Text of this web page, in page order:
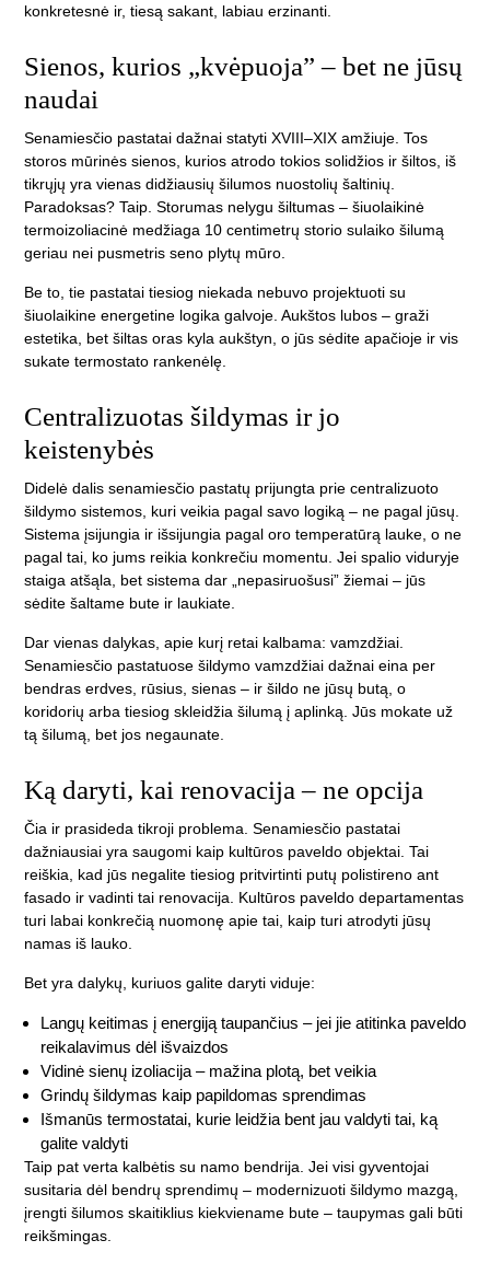
konkretesnė ir, tiesą sakant, labiau erzinanti.
Sienos, kurios „kvėpuoja” – bet ne jūsų
naudai
Senamiesčio pastatai dažnai statyti XVIII–XIX amžiuje. Tos
storos mūrinės sienos, kurios atrodo tokios solidžios ir šiltos, iš
tikrųjų yra vienas didžiausių šilumos nuostolių šaltinių.
Paradoksas? Taip. Storumas nelygu šiltumas – šiuolaikinė
termoizoliacinė medžiaga 10 centimetrų storio sulaiko šilumą
geriau nei pusmetris seno plytų mūro.
Be to, tie pastatai tiesiog niekada nebuvo projektuoti su
šiuolaikine energetine logika galvoje. Aukštos lubos – graži
estetika, bet šiltas oras kyla aukštyn, o jūs sėdite apačioje ir vis
sukate termostato rankenėlę.
Centralizuotas šildymas ir jo
keistenybės
Didelė dalis senamiesčio pastatų prijungta prie centralizuoto
šildymo sistemos, kuri veikia pagal savo logiką – ne pagal jūsų.
Sistema įsijungia ir išsijungia pagal oro temperatūrą lauke, o ne
pagal tai, ko jums reikia konkrečiu momentu. Jei spalio viduryje
staiga atšąla, bet sistema dar „nepasiruošusi” žiemai – jūs
sėdite šaltame bute ir laukiate.
Dar vienas dalykas, apie kurį retai kalbama: vamzdžiai.
Senamiesčio pastatuose šildymo vamzdžiai dažnai eina per
bendras erdves, rūsius, sienas – ir šildo ne jūsų butą, o
koridorių arba tiesiog skleidžia šilumą į aplinką. Jūs mokate už
tą šilumą, bet jos negaunate.
Ką daryti, kai renovacija – ne opcija
Čia ir prasideda tikroji problema. Senamiesčio pastatai
dažniausiai yra saugomi kaip kultūros paveldo objektai. Tai
reiškia, kad jūs negalite tiesiog pritvirtinti putų polistireno ant
fasado ir vadinti tai renovacija. Kultūros paveldo departamentas
turi labai konkrečią nuomonę apie tai, kaip turi atrodyti jūsų
namas iš lauko.
Bet yra dalykų, kuriuos galite daryti viduje:
Langų keitimas į energiją taupančius – jei jie atitinka paveldo
reikalavimus dėl išvaizdos
Vidinė sienų izoliacija – mažina plotą, bet veikia
Grindų šildymas kaip papildomas sprendimas
Išmanūs termostatai, kurie leidžia bent jau valdyti tai, ką
galite valdyti
Taip pat verta kalbėtis su namo bendrija. Jei visi gyventojai
susitaria dėl bendrų sprendimų – modernizuoti šildymo mazgą,
įrengti šilumos skaitiklius kiekviename bute – taupymas gali būti
reikšmingas.